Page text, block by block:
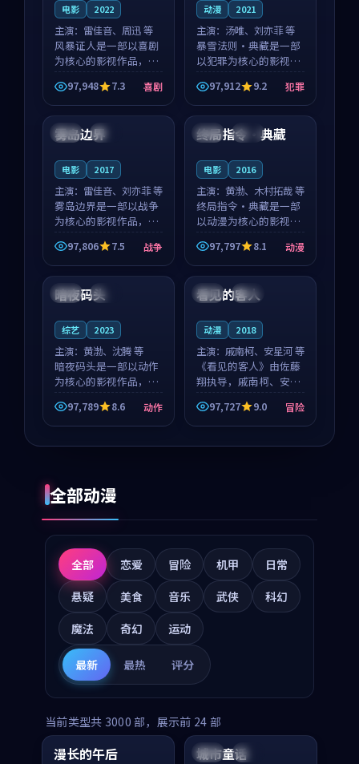
电影 2022
主演： 雷佳音、周迅 等
风暴证人是一部以喜剧
为核心的影视作品，围
绕危机、反转与人物成
长展开，整体节奏紧
凑，值得推荐观看。
97,948 7.3 喜剧
动漫 2021
主演： 汤唯、刘亦菲 等
暴雪法则·典藏是一部
以犯罪为核心的影视作
品，围绕危机、反转与
人物成长展开，整体节
奏紧凑，值得推荐观
看。
97,912 9.2 犯罪
中国 杜比
雾岛边界
电影 2017
主演： 雷佳音、刘亦菲 等
雾岛边界是一部以战争
为核心的影视作品，围
绕危机、反转与人物成
长展开，整体节奏紧
凑，值得推荐观看。
97,806 7.5 战争
日本 高分
终局指令·典藏
电影 2016
主演： 黄渤、木村拓哉 等
终局指令·典藏是一部
以动漫为核心的影视作
品，围绕危机、反转与
人物成长展开，整体节
奏紧凑，值得推荐观
97,797 8.1 动漫
韩国 独播
暗夜码头
综艺 2023
主演： 黄渤、沈腾 等
暗夜码头是一部以动作
为核心的影视作品，围
绕危机、反转与人物成
长展开，整体节奏紧
凑，值得推荐观看。
97,789 8.6 动作
泰国 完结
看见的客人
动漫 2018
主演： 戚南柯、安星河 等
《看见的客人》由佐藤
翔执导，戚南柯、安星
河领衔主演，是一部
2018年上映的泰国冒险
动漫。影片以海岸抒情
97,727 9.0 冒险
全部动漫
全部 恋爱 冒险 机甲
日常
悬疑
美食 音乐 武侠
科幻
魔法
奇幻 运动
最新 最热 评分
当前类型共 3000 部，展示前 24 部
中国 高分
99:16
漫长的午后 美国 院线
城市童话